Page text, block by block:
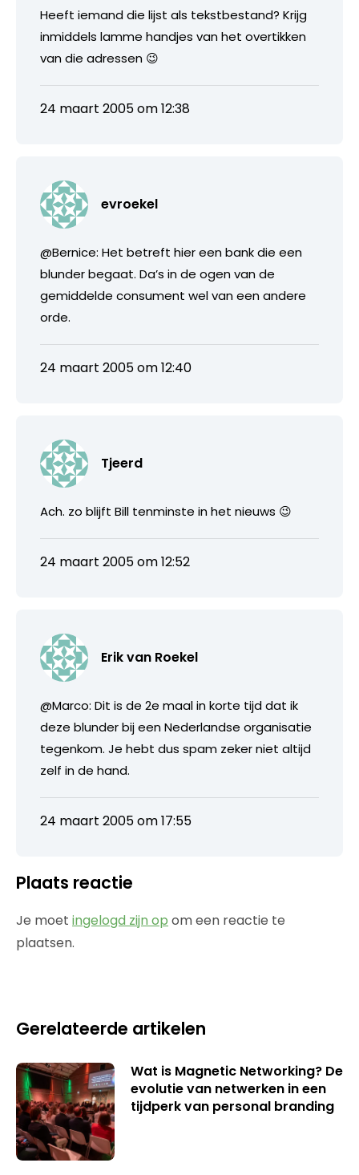
Heeft iemand die lijst als tekstbestand? Krijg
inmiddels lamme handjes van het overtikken
van die adressen 😉
24 maart 2005 om 12:38
evroekel
@Bernice: Het betreft hier een bank die een
blunder begaat. Da’s in de ogen van de
gemiddelde consument wel van een andere
orde.
24 maart 2005 om 12:40
Tjeerd
Ach. zo blijft Bill tenminste in het nieuws 😉
24 maart 2005 om 12:52
Erik van Roekel
@Marco: Dit is de 2e maal in korte tijd dat ik
deze blunder bij een Nederlandse organisatie
tegenkom. Je hebt dus spam zeker niet altijd
zelf in de hand.
24 maart 2005 om 17:55
Plaats reactie
Je moet ingelogd zijn op om een reactie te
plaatsen.
Gerelateerde artikelen
Wat is Magnetic Networking? De
evolutie van netwerken in een
tijdperk van personal branding